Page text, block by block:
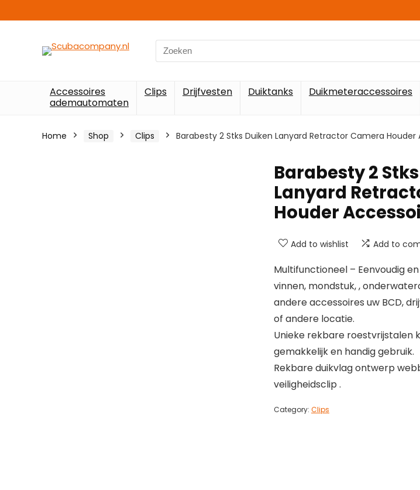
Search
for:
Accessoires
ademautomaten
Clips Drijfvesten Duiktanks Duikmeteraccessoires
Home Shop Clips Barabesty 2 Stks Duiken Lanyard Retractor Camera Houder
Barabesty 2
Lanyard
Houder
Add to wishlist Add to
Multifunctioneel – Eenvoudig
vinnen, mondstuk, ,
andere accessoires uw BCD,
of andere locatie.
Unieke rekbare roestvrijstalen
gemakkelijk en handig gebruik.
Rekbare duikvlag ontwerp
veiligheidsclip .
Category: Clips